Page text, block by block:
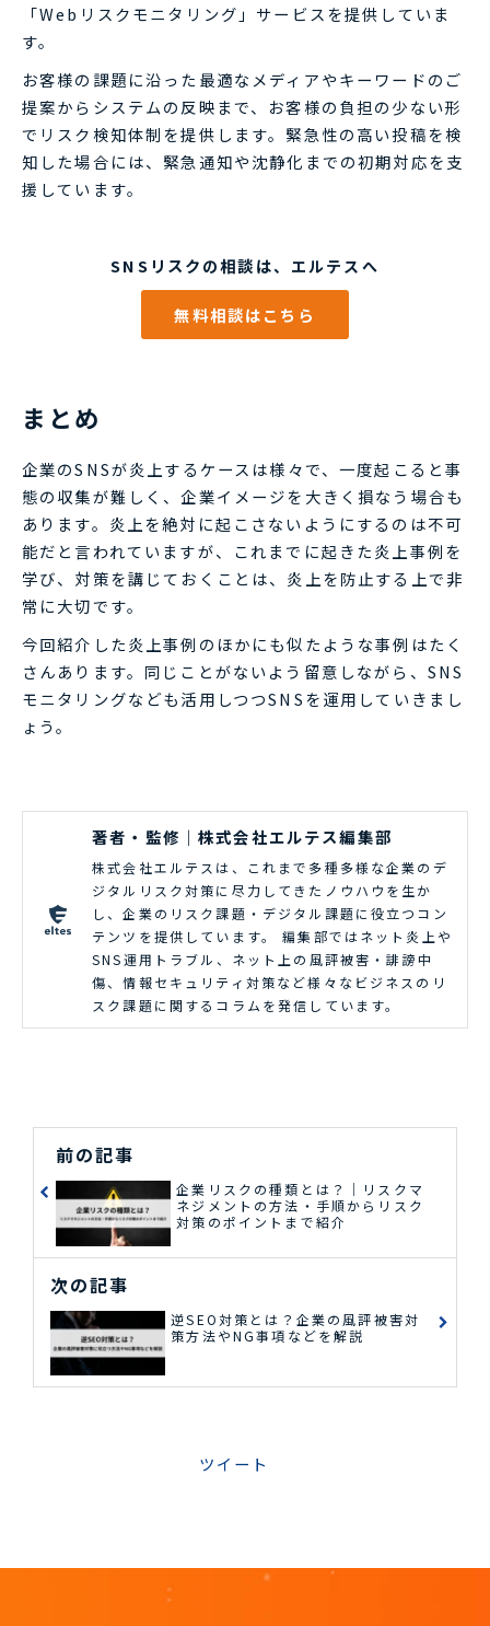
「Webリスクモニタリング」サービスを提供していま
す。
お客様の課題に沿った最適なメディアやキーワードのご
提案からシステムの反映まで、お客様の負担の少ない形
でリスク検知体制を提供します。緊急性の高い投稿を検
知した場合には、緊急通知や沈静化までの初期対応を支
援しています。
SNSリスクの相談は、エルテスへ
無料相談はこちら
まとめ
企業のSNSが炎上するケースは様々で、一度起こると事
態の収集が難しく、企業イメージを大きく損なう場合も
あります。炎上を絶対に起こさないようにするのは不可
能だと言われていますが、これまでに起きた炎上事例を
学び、対策を講じておくことは、炎上を防止する上で非
常に大切です。
今回紹介した炎上事例のほかにも似たような事例はたく
さんあります。同じことがないよう留意しながら、SNS
モニタリングなども活用しつつSNSを運用していきまし
ょう。
著者・監修｜株式会社エルテス編集部
株式会社エルテスは、これまで多種多様な企業のデ
ジタルリスク対策に尽力してきたノウハウを生か
し、企業のリスク課題・デジタル課題に役立つコン
テンツを提供しています。 編集部ではネット炎上や
SNS運用トラブル、ネット上の風評被害・誹謗中
傷、情報セキュリティ対策など様々なビジネスのリ
スク課題に関するコラムを発信しています。
前の記事
企業リスクの種類とは？｜リスクマ
ネジメントの方法・手順からリスク
対策のポイントまで紹介
次の記事
逆SEO対策とは？企業の風評被害対
策方法やNG事項などを解説
ツイート